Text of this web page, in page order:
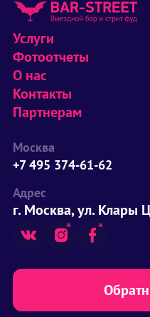
Услуги
Фотоотчеты
О нас
Контакты
Партнерам
Москва
+7 495 374-61-62
Адрес
г. Москва, ул. Клары